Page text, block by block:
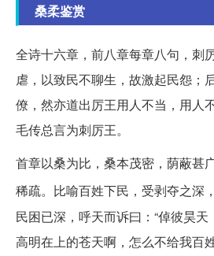
桑柔鉴赏
全诗十六章，前八章每章八句，刺
虐，以致民不聊生，故激起民怨；
僚，然亦道出厉王用人不当，用人
毛传总言为刺厉王。
首章以桑为比，桑本茂密，荫蔽甚
稀疏。比喻百姓下民，受剥夺之深
民困已深，呼天而诉曰：“倬彼昊天
高明在上的苍天啊，怎么不给我百